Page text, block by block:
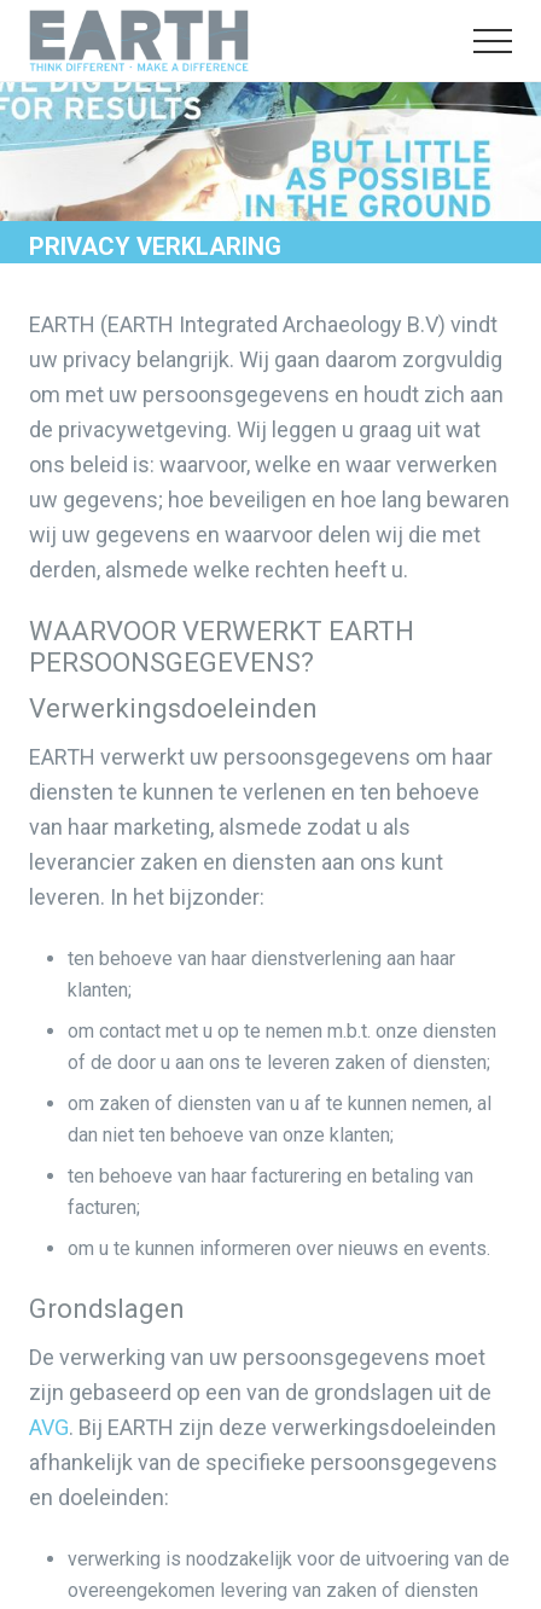
Menu
Door
de
hoofd
inhoud
Spring
de
voettekst
Think
different.
Make
a
Menu
PRIVACY VERKLARING
EARTH (EARTH Integrated Archaeology B.V) vindt
uw privacy belangrijk. Wij gaan daarom zorgvuldig
om met uw persoonsgegevens en houdt zich aan
de privacywetgeving. Wij leggen u graag uit wat
ons beleid is: waarvoor, welke en waar verwerken
uw gegevens; hoe beveiligen en hoe lang bewaren
wij uw gegevens en waarvoor delen wij die met
derden, alsmede welke rechten heeft u.
WAARVOOR VERWERKT EARTH
PERSOONSGEGEVENS?
Verwerkingsdoeleinden
EARTH verwerkt uw persoonsgegevens om haar
diensten te kunnen te verlenen en ten behoeve
van haar marketing, alsmede zodat u als
leverancier zaken en diensten aan ons kunt
leveren. In het bijzonder:
ten behoeve van haar dienstverlening aan haar
klanten;
om contact met u op te nemen m.b.t. onze diensten
of de door u aan ons te leveren zaken of diensten;
om zaken of diensten van u af te kunnen nemen, al
dan niet ten behoeve van onze klanten;
ten behoeve van haar facturering en betaling van
facturen;
om u te kunnen informeren over nieuws en events.
Grondslagen
De verwerking van uw persoonsgegevens moet
zijn gebaseerd op een van de grondslagen uit de
AVG. Bij EARTH zijn deze verwerkingsdoeleinden
afhankelijk van de specifieke persoonsgegevens
en doeleinden:
verwerking is noodzakelijk voor de uitvoering van de
overeengekomen levering van zaken of diensten